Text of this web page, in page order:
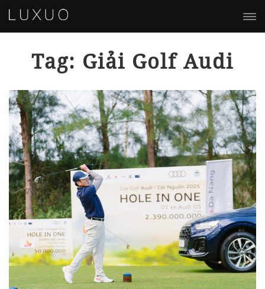
Tag: Giải Golf Audi